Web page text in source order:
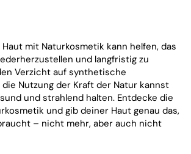
mit Naturkosmetik kann helfen, das
und langfristig zu
Verzicht auf synthetische
Nutzung der Kraft der Natur kannst
und strahlend halten. Entdecke die
und gib deiner Haut genau das,
– nicht mehr, aber auch nicht